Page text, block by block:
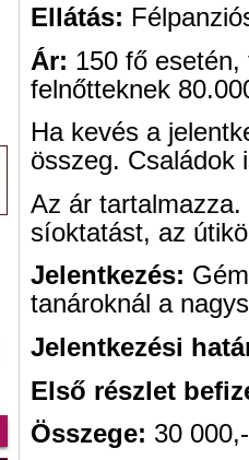
Ellátás:
Ár: 150 fő
felnőtteknek
Ha kevés a
összeg. Családok
Az ár
síoktatást, az
Jelentkezés:
tanároknál a
Jelentkezési
Első részlet
Összege: 30